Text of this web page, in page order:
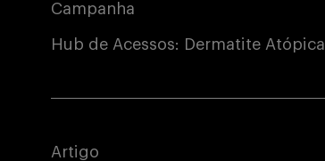
Campanha
Hub de Acessos: Dermatite Atópica
Artigo